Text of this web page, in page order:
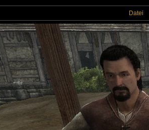
Datei